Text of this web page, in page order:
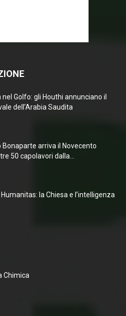
nel Golfo: gli Houthi annunciano il
dell’Arabia Saudita
Bonaparte arriva il Novecento
50 capolavori dalla...
la Chiesa e l’intelligenza
Chimica